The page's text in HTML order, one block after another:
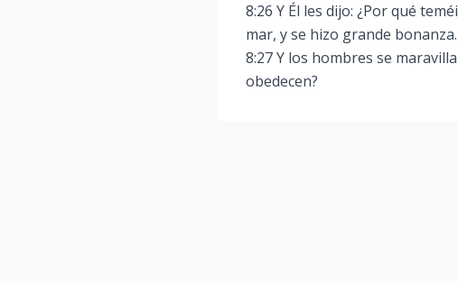
8:26 Y Él les dijo: ¿Por qué
mar, y se hizo grande bonanza.
8:27 Y los hombres se
obedecen?